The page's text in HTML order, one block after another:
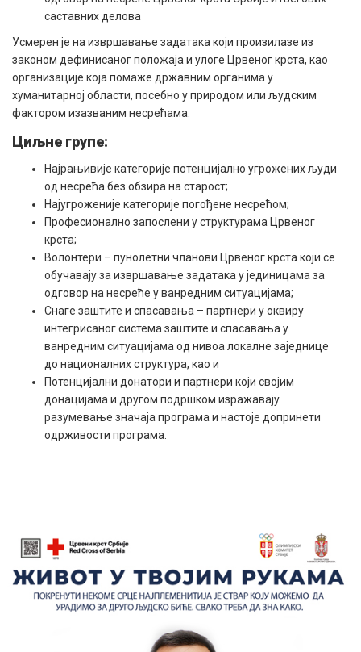
саставних делова
Усмерен је на извршавање задатака који произилазе из
законом дефинисаног положаја и улоге Црвеног крста, као
организације која помаже државним органима у
хуманитарној области, посебно у природом или људским
фактором изазваним несрећама.
Циљне групе:
Најрањивије категорије потенцијално угрожених људи
од несрећа без обзира на старост;
Најугроженије категорије погођене несрећом;
Професионално запослени у структурама Црвеног
крста;
Волонтери – пунолетни чланови Црвеног крста који се
обучавају за извршавање задатака у јединицама за
одговор на несреће у ванредним ситуацијама;
Снаге заштите и спасавања – партнери у оквиру
интегрисаног система заштите и спасавања у
ванредним ситуацијама од нивоа локалне заједнице
до националних структура, као и
Потенцијални донатори и партнери који својим
донацијама и другом подршком изражавају
разумевање значаја програма и настоје допринети
одрживости програма.